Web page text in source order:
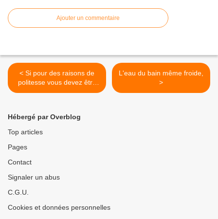
Ajouter un commentaire
< Si pour des raisons de
politesse vous devez être
amené à beaucoup boire
L'eau du bain même froide,
>
Hébergé par Overblog
Top articles
Pages
Contact
Signaler un abus
C.G.U.
Cookies et données personnelles